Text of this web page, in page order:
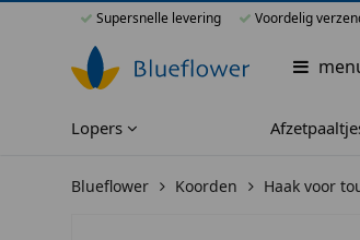
Supersnelle levering Voordelig
Lopers
Blueflower Koorden Haak voor